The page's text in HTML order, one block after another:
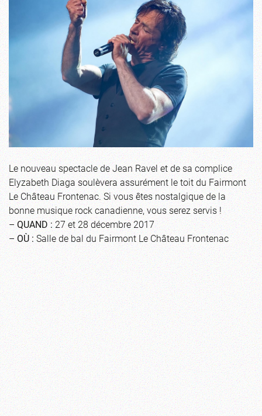
Le nouveau spectacle de Jean Ravel et de sa complice
Elyzabeth Diaga soulèvera assurément le toit du Fairmont
Le Château Frontenac. Si vous êtes nostalgique de la
bonne musique rock canadienne, vous serez servis !
–QUAND :27 et 28 décembre 2017
–OÙ :Salle de bal du Fairmont Le Château Frontenac